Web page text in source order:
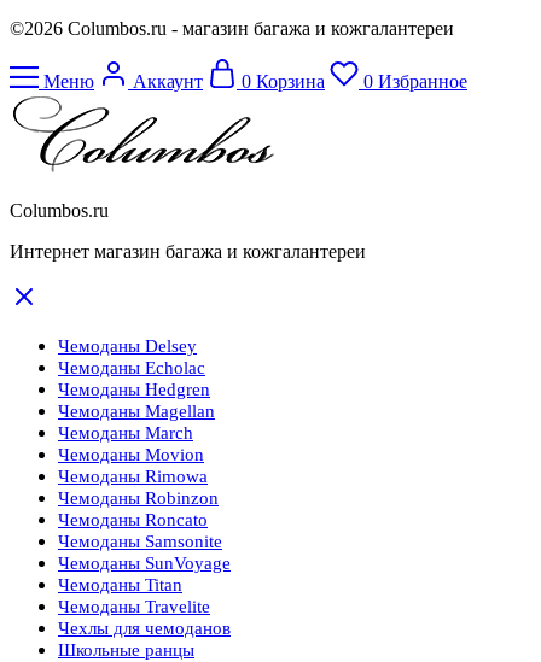
©2026 Columbos.ru - магазин багажа и кожгалантереи
Меню Аккаунт 0 Корзина 0 Избранное
Columbos.ru
Интернет магазин багажа и кожгалантереи
Чемоданы Delsey
Чемоданы Echolac
Чемоданы Hedgren
Чемоданы Magellan
Чемоданы March
Чемоданы Movion
Чемоданы Rimowa
Чемоданы Robinzon
Чемоданы Roncato
Чемоданы Samsonite
Чемоданы SunVoyage
Чемоданы Titan
Чемоданы Travelite
Чехлы для чемоданов
Школьные ранцы